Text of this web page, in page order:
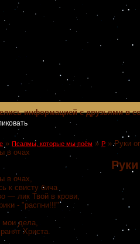
информацией с друзьями в
» Псалмы, которые мы поём » Р »Руки
в очах
в очах,
к свисту бича
— лик Твой в крови,
- "распни!!!"
дела,
ранят Христа.